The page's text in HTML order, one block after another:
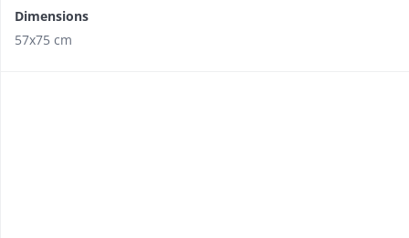
Dimensions
57x75 cm